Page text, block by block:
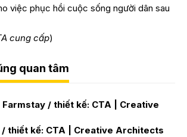
việc phục hồi cuộc sống người dân sau
cung cấp)
quan tâm
Farmstay / thiết kế: CTA | Creative
/ thiết kế: CTA | Creative Architects